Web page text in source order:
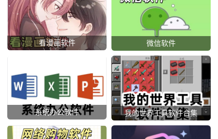
看漫画软件 微信软件
系统办公软件 我的世界工具软件合集